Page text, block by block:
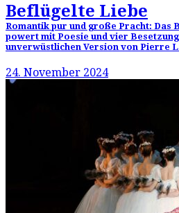
Beflügelte Liebe
Romantik pur und große Pracht: Das
powert mit Poesie und vier
unverwüstlichen Version von Pierre
24. November 2024